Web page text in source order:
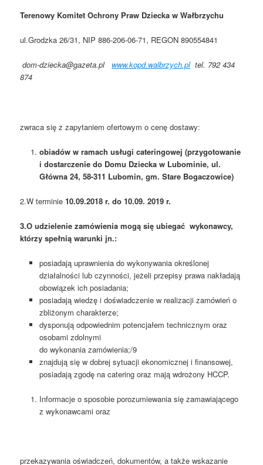
Terenowy Komitet Ochrony Praw Dziecka w Wałbrzychu
ul.Grodzka 26/31, NIP 886-206-06-71, REGON 890554841
dom-dziecka@gazeta.pl www.kopd.walbrzych.pltel. 792 434
874
zwraca się z zapytaniem ofertowym o cenę dostawy:
obiadów w ramach usługi cateringowej (przygotowanie
i dostarczenie do Domu Dziecka w Lubominie, ul.
Główna 24, 58-311 Lubomin, gm. Stare Bogaczowice)
2.W terminie10.09.2018 r. do 10.09. 2019 r.
3.O udzielenie zamówienia mogą się ubiegać wykonawcy,
którzy spełnią warunki jn.:
posiadają uprawnienia do wykonywania określonej
działalności lub czynności, jeżeli przepisy prawa nakładają
obowiązek ich posiadania;
posiadają wiedzę i doświadczenie w realizacji zamówień o
zbliżonym charakterze;
dysponują odpowiednim potencjałem technicznym oraz
osobami zdolnymi
do wykonania zamówienia;/9
znajdują się w dobrej sytuacji ekonomicznej i finansowej,
posiadają zgodę na catering oraz mają wdrożony HCCP.
Informacje o sposobie porozumiewania się zamawiającego
z wykonawcami oraz
przekazywania oświadczeń, dokumentów, a także wskazanie